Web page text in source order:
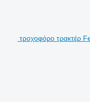
τροχοφόρο τρακτέρ